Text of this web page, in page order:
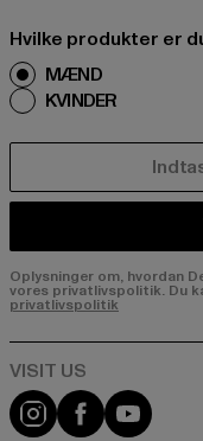
Hvilke produkter er
MÆND
KVINDER
Oplysninger om, hvordan
vores privatlivspolitik. Du
privatlivspolitik
Visit ourVisit our
Visit